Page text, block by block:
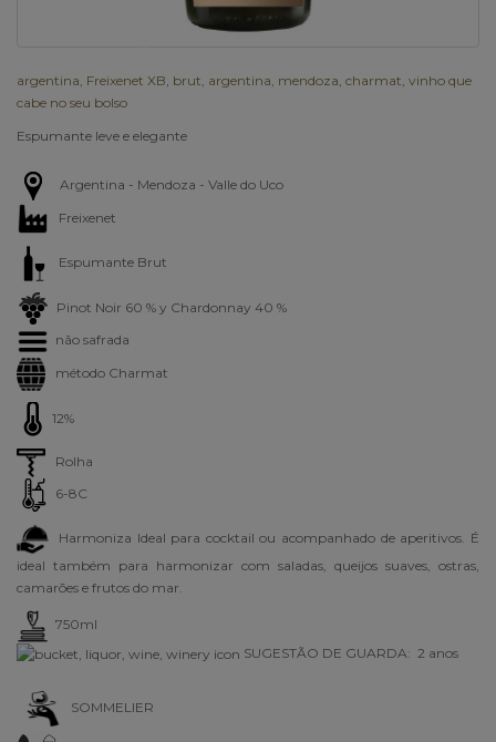
argentina Freixenet XB brut argentina mendoza charmat vinho que
cabe no seu bolso
Espumante leve e elegante
Argentina - Mendoza - Valle do Uco
Freixenet
Espumante Brut
Pinot Noir 60 % y Chardonnay 40 %
não safrada
método Charmat
12%
Rolha
6-8C
Harmoniza Ideal para cocktail ou acompanhado de aperitivos. É
ideal também para harmonizar com saladas, queijos suaves, ostras,
camarões e frutos do mar.
750ml
SUGESTÃO DE GUARDA: 2 anos
SOMMELIER